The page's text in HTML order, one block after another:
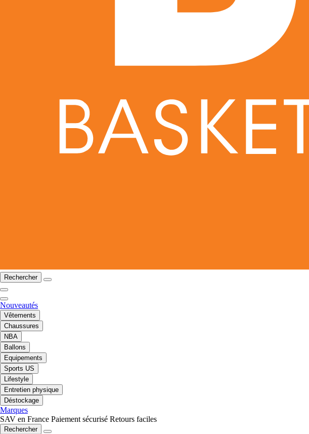
Rechercher
Nouveautés
Vêtements
Chaussures
NBA
Ballons
Equipements
Sports US
Lifestyle
Entretien physique
Déstockage
Marques
SAV en France Paiement sécurisé Retours faciles
Rechercher